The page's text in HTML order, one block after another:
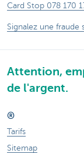
Card Stop 078 170
Signalez une fraude
Attention,
de l'argent.
®
Tarifs
Sitemap